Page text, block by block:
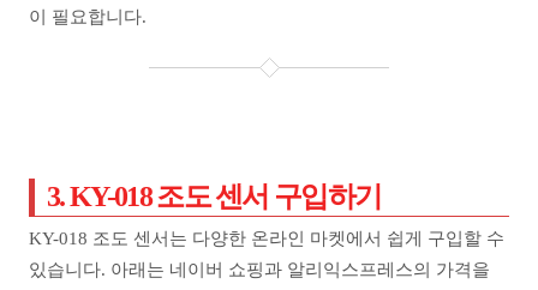
이 필요합니다.
3. KY-018 조도 센서 구입하기
KY-018 조도 센서는 다양한 온라인 마켓에서 쉽게 구입할 수
있습니다. 아래는 네이버 쇼핑과 알리익스프레스의 가격을